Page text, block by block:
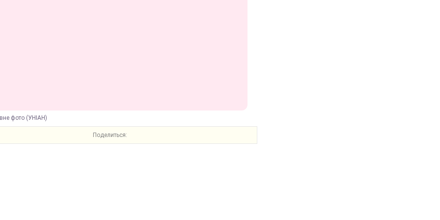
фото (УНІАН)
Поделиться: